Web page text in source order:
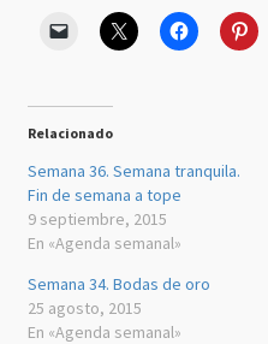
Relacionado
Semana 36. Semana tranquila.
Fin de semana a tope
9 septiembre, 2015
En «Agenda semanal»
Semana 34. Bodas de oro
25 agosto, 2015
En «Agenda semanal»